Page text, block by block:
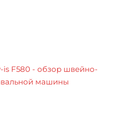
is F580 - обзор швейно-
машины